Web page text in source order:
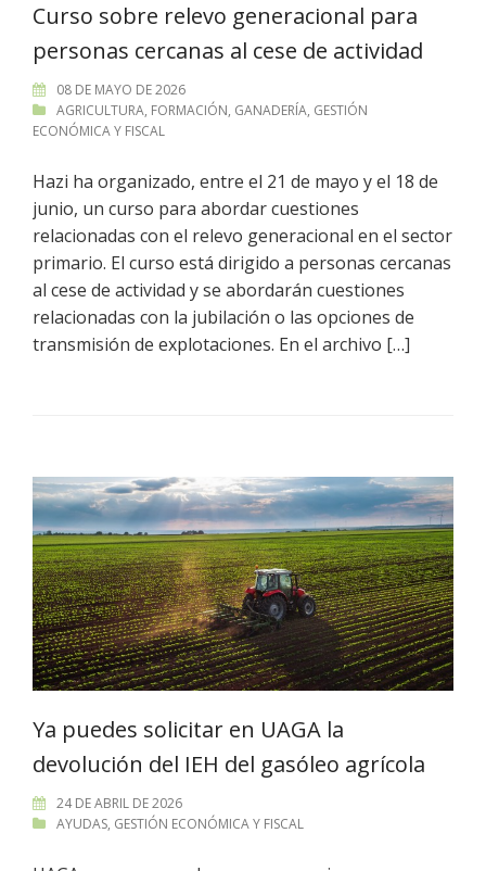
Curso sobre relevo generacional para
personas cercanas al cese de actividad
08 DE MAYO DE 2026
AGRICULTURA, FORMACIÓN, GANADERÍA, GESTIÓN
ECONÓMICA Y FISCAL
Hazi ha organizado, entre el 21 de mayo y el 18 de
junio, un curso para abordar cuestiones
relacionadas con el relevo generacional en el sector
primario. El curso está dirigido a personas cercanas
al cese de actividad y se abordarán cuestiones
relacionadas con la jubilación o las opciones de
transmisión de explotaciones. En el archivo […]
Ya puedes solicitar en UAGA la
devolución del IEH del gasóleo agrícola
24 DE ABRIL DE 2026
AYUDAS, GESTIÓN ECONÓMICA Y FISCAL